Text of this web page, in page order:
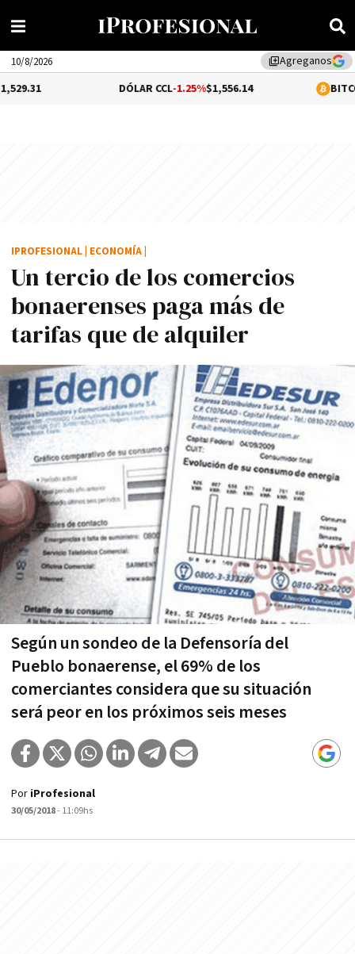
library_addAgreganos
10/8/2026
-1.25%$1,556.14 -0.02%
Un tercio de los comercios
bonaerenses paga más de
tarifas que de alquiler
Según un sondeo de la Defensoría del
Pueblo bonaerense, el 69% de los
comerciantes considera que su situación
será peor en los próximos seis meses
IPROFESIONAL ECONOMÍA
Por iProfesional
30/05/2018- 11:09hs